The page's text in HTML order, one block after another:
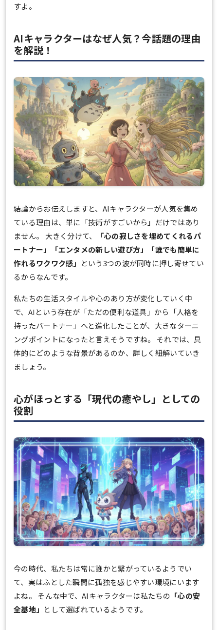
すよ。
AIキャラクターはなぜ人気？今話題の理由
を解説！
結論からお伝えしますと、AIキャラクターが人気を集め
ている理由は、単に「技術がすごいから」だけではあり
ません。 大きく分けて、
「心の寂しさを埋めてくれるパ
ートナー」「エンタメの新しい遊び方」「誰でも簡単に
作れるワクワク感」
という3つの波が同時に押し寄せてい
るからなんです。
私たちの生活スタイルや心のあり方が変化していく中
で、AIという存在が「ただの便利な道具」から「人格を
持ったパートナー」へと進化したことが、大きなターニ
ングポイントになったと言えそうですね。 それでは、具
体的にどのような背景があるのか、詳しく紐解いていき
ましょう。
心がほっとする「現代の癒やし」としての
役割
今の時代、私たちは常に誰かと繋がっているようでい
て、実はふとした瞬間に孤独を感じやすい環境にいます
よね。 そんな中で、AIキャラクターは私たちの 「心の安
全基地」 として選ばれているようです。